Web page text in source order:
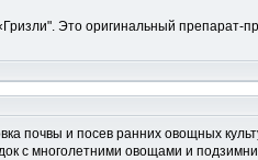
Это оригинальный
почвы и посев ранних овощных
с многолетними овощами и